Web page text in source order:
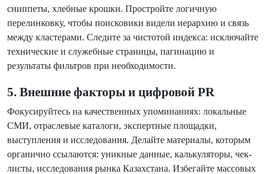
сниппеты, хлебные крошки. Простройте логичную
перелинковку, чтобы поисковики видели иерархию и связь
между кластерами. Следите за чистотой индекса: исключайте
технические и служебные страницы, пагинацию и
результаты фильтров при необходимости.
5. Внешние факторы и цифровой PR
Фокусируйтесь на качественных упоминаниях: локальные
СМИ, отраслевые каталоги, экспертные площадки,
выступления и исследования. Делайте материалы, которым
органично ссылаются: уникные данные, калькуляторы, чек-
листы, исследования рынка Казахстана. Избегайте массовых